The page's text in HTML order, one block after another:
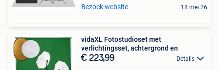
Bezoek website 18 mei 26
vidaXL Fotostudioset met
verlichtingsset, achtergrond en
€ 223,99 Details